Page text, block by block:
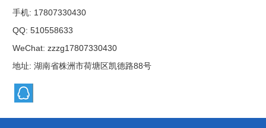
手机: 17807330430
QQ:510558633
WeChat: zzzg17807330430
地址: 湖南省株洲市荷塘区凯德路88号